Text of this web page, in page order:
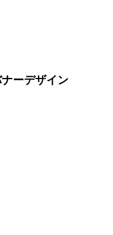
ーデザイン